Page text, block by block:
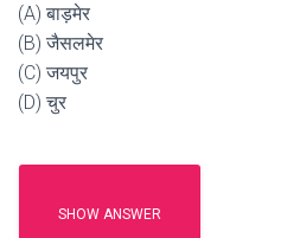
(A) बाड़मेर
(B) जैसलमेर
(C) जयपुर
(D) चुर
SHOW ANSWER